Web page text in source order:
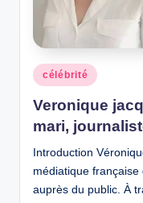
Posted
in
célébrité
Veronique
mari,
Introduction
médiatique
auprès du public. À